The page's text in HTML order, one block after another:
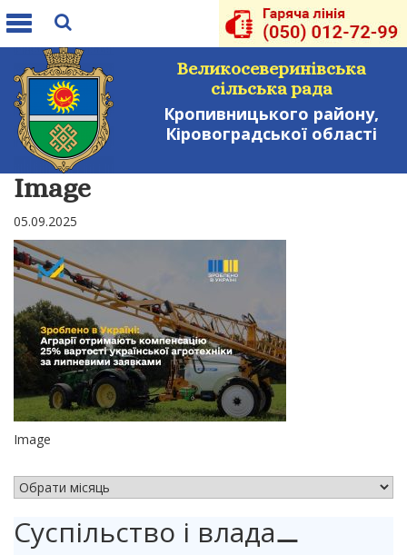
Toggle
Великосеверинівська
сільська рада
Кропивницького району,
Кіровоградської області
Image
05.09.2025
Image
Суспільство і влада⚊